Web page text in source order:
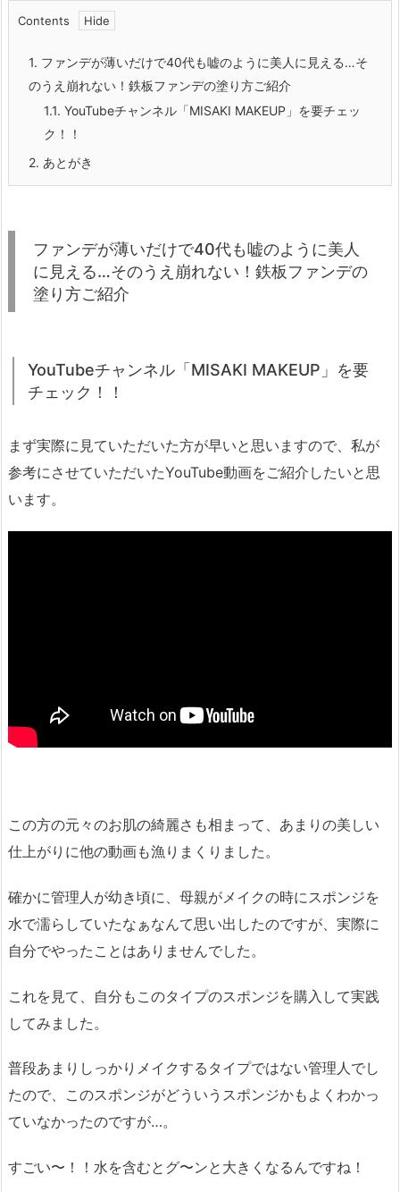
Contents
1. ファンデが薄いだけで40代も嘘のように美人に見える…そ
のうえ崩れない！鉄板ファンデの塗り方ご紹介
1.1. YouTubeチャンネル「MISAKI MAKEUP」を要チェッ
ク！！
2. あとがき
ファンデが薄いだけで40代も嘘のように美人
に見える…そのうえ崩れない！鉄板ファンデの
塗り方ご紹介
YouTubeチャンネル「MISAKI MAKEUP」を要
チェック！！
まず実際に見ていただいた方が早いと思いますので、私が
参考にさせていただいたYouTube動画をご紹介したいと思
います。
この方の元々のお肌の綺麗さも相まって、あまりの美しい
仕上がりに他の動画も漁りまくりました。
確かに管理人が幼き頃に、母親がメイクの時にスポンジを
水で濡らしていたなぁなんて思い出したのですが、実際に
自分でやったことはありませんでした。
これを見て、自分もこのタイプのスポンジを購入して実践
してみました。
普段あまりしっかりメイクするタイプではない管理人でし
たので、このスポンジがどういうスポンジかもよくわかっ
ていなかったのですが…。
すごい〜！！水を含むとグ〜ンと大きくなるんですね！